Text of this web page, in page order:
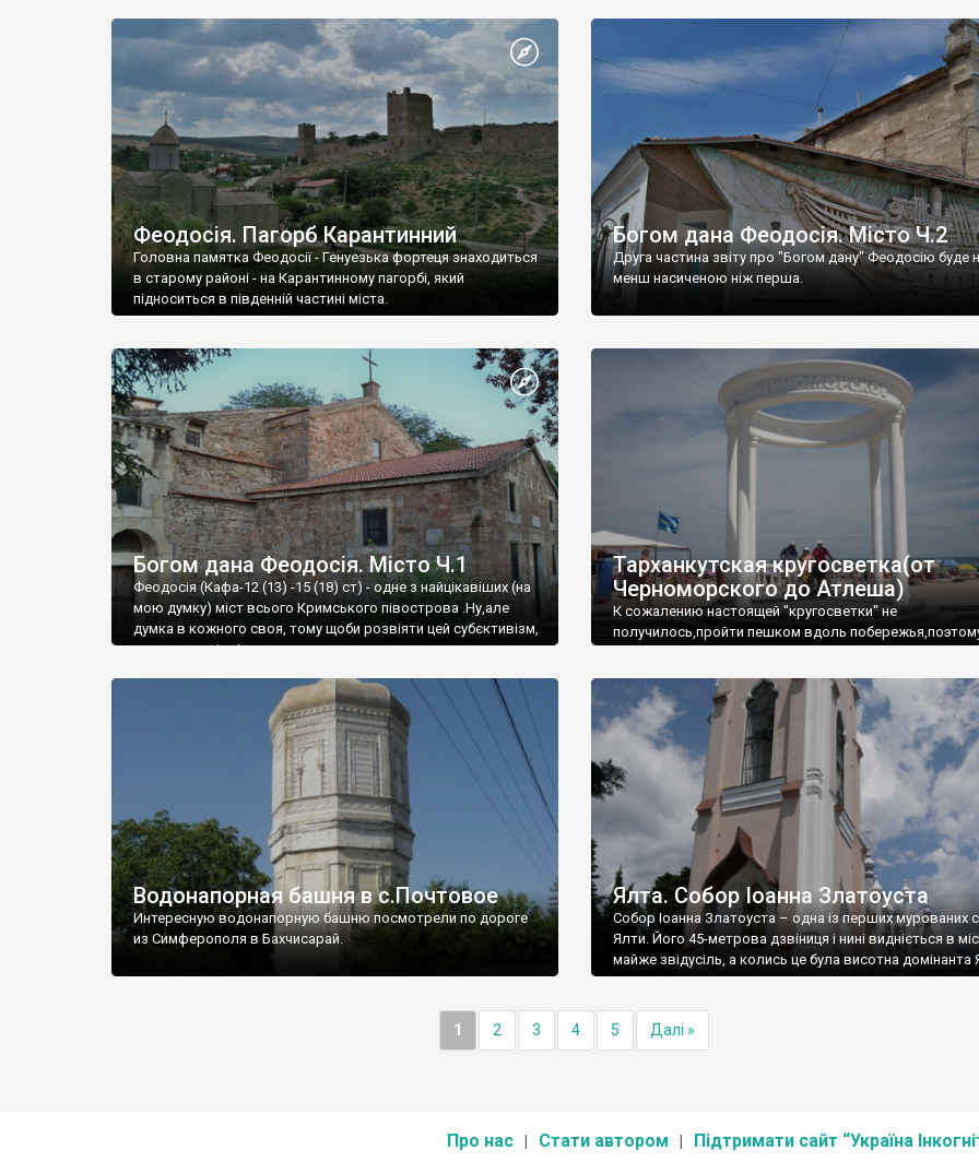
Феодосія. Пагорб Карантинний
Головна памятка Феодосії - Генуезька фортеця знаходиться
в старому районі - на Карантинному пагорбі, який
підноситься в південній частині міста.
Богом дана Феодосія. Місто Ч.2
Друга частина звіту про "Богом дану" Феодосію буде
менш насиченою ніж перша.
Богом дана Феодосія. Місто Ч.1
Феодосія (Кафа-12 (13) -15 (18) ст) - одне з найцікавіших (на
мою думку) міст всього Кримського півострова .Ну,але
думка в кожного своя, тому щоби розвіяти цей субєктивізм,
запрошую відвідати це
Тарханкутская кругосветка(от
Черноморского до Атлеша)
К сожалению настоящей "кругосветки" не
получилось,пройти пешком вдоль
Водонапорная башня в с.Почтовое
Интересную водонапорную башню посмотрели по дороге
из Симферополя в Бахчисарай.
Ялта. Собор Іоанна Златоуста
Собор Іоанна Златоуста – одна із перших мурованих
Ялти. Його 45-метрова дзвіниця і нині видніється в
майже звідусіль, а колись це була висотна домінанта
1 2 3 4 5 Далі »
Про нас Стати автором Підтримати сайт “Україна